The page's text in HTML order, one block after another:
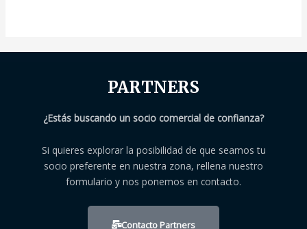
PARTNERS
¿Estás buscando un socio comercial de confianza?
Si quieres explorar la posibilidad de que seamos tu
socio preferente en nuestra zona, rellena nuestro
formulario y nos ponemos en contacto.
Contacto Partners